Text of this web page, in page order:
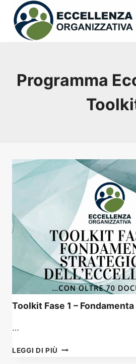
Salta
contenuto
Programma
Toolkit Fase 1 –
…
LEGGI DI PIÙ TOOLKIT